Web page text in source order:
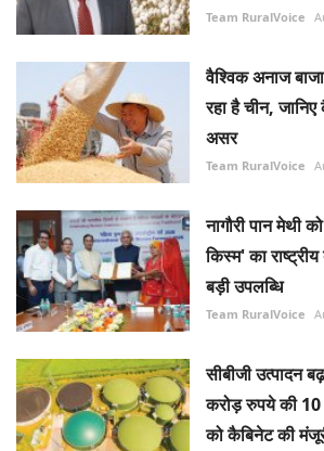
Team RuralVoice
वैश्विक अनाज
रहा है चीन,
असर
Team RuralVoice
नागौरी पान मेथी
किस्म' का राष्ट्रीय
बड़ी उपलब्धि
Team RuralVoice
सीबीजी उत्पादन
करोड़ रुपये की 10
को कैबिनेट की